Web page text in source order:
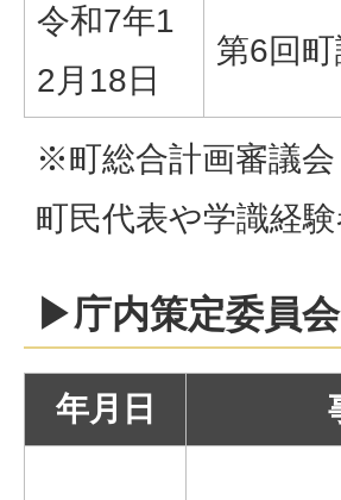
令和7年1
2月18日
第6回
※町総合計画審議
町民代表や学識経験
▶庁内策定委員
年月日